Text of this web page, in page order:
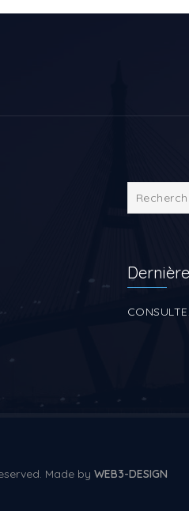
Made by WEB3-DESIGN